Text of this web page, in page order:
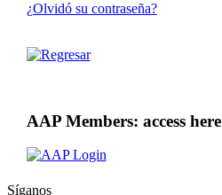
¿Olvidó su contraseña?
AAP Members: access here
Síganos